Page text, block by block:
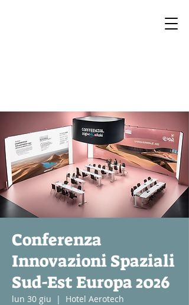
Conferenza
Innovazioni Spaziali
Sud-Est Europa 2026
lun 30 giu
  |
Hotel Aerotech